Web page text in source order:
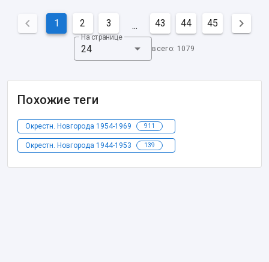
1 2 3 ... 43 44 45
На странице
24 всего: 1079
Похожие теги
Окрестн. Новгорода 1954-1969 911
Окрестн. Новгорода 1944-1953 139